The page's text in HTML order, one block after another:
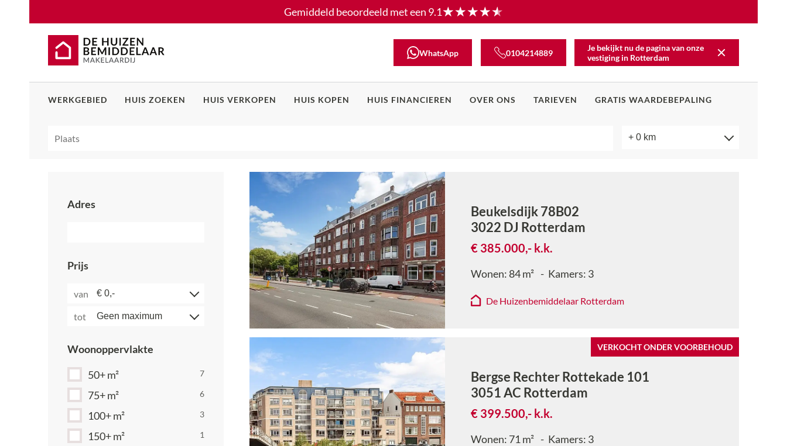
Gemiddeld beoordeeld met een 9.1
WhatsApp 0104214889
Je bekijkt nu de pagina van onze
vestiging in Rotterdam
WERKGEBIED HUIS ZOEKEN HUIS VERKOPEN HUIS KOPEN HUIS FINANCIEREN OVER ONS TARIEVEN GRATIS WAARDEBEPALING
Adres
Prijs
van
tot
Woonoppervlakte
50+ m²
7
75+ m² 6
100+ m² 3
150+ m² 1
Beukelsdijk 78B02
3022 DJ Rotterdam
€ 385.000,- k.k.
Wonen: 84m² Kamers: 3
De Huizenbemiddelaar Rotterdam
Bergse Rechter Rottekade 101
3051 AC Rotterdam
€ 399.500,- k.k.
Wonen: 71 m² Kamers: 3
VERKOCHT ONDER VOORBEHOUD